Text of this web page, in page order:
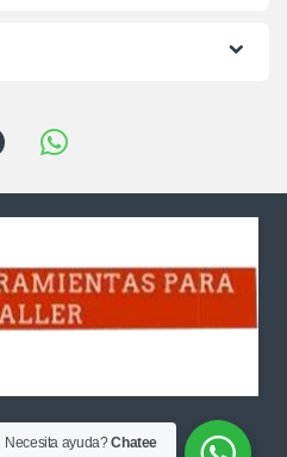
? Llámanos
Necesita ayuda?Chatee